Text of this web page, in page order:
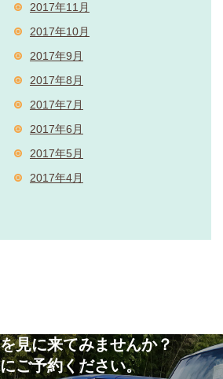
2017年11月
2017年10月
2017年9月
2017年8月
2017年7月
2017年6月
2017年5月
2017年4月
見に来てみませんか？
ご予約ください。